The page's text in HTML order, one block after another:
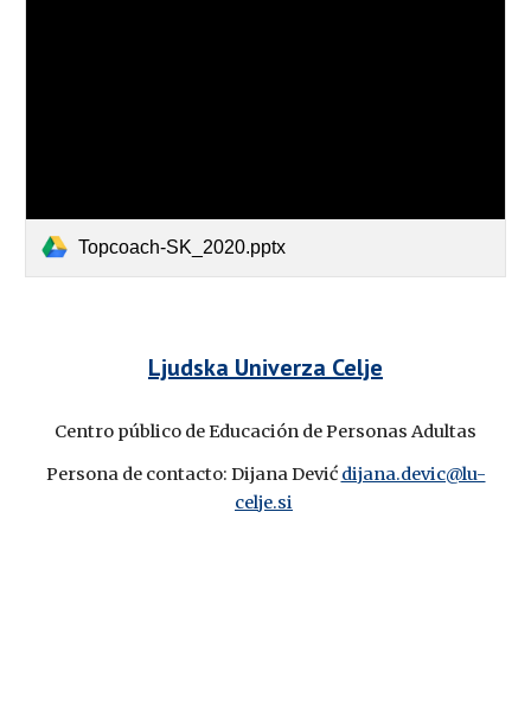
Topcoach-SK_2020.pptx
Ljudska Univerza Celje
Centro público de Educación de Personas Adultas
Persona de contacto: Dijana Dević dijana.devic@lu-
celje.si